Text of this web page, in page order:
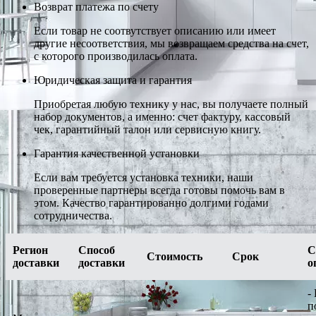
Возврат платежа по счету
Если товар не соотвутствует описанию или имеет
другие несоответствия, мы возвращаем средства на счет,
с которого производилась оплата.
Юридическая защита и гарантия
Приобретая любую технику у нас, вы получаете полный
набор документов, а именно: счет фактуру, кассовый
чек, гарантийный талон или сервисную книгу.
Гарантия качественной установки
Если вам требуется установка техники, наши
проверенные партнеры всегда готовы помочь вам в
этом. Качество гарантированно долгими годами
сотрудничества.
Регион
доставки
Способ
доставки
Стоимость Срок
-